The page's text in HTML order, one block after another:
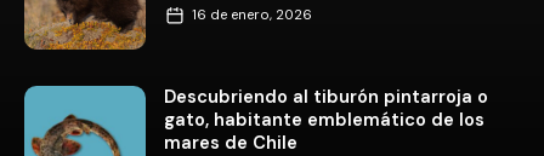
16 de enero, 2026
Descubriendo al tiburón pintarroja o
gato, habitante emblemático de los
mares de Chile